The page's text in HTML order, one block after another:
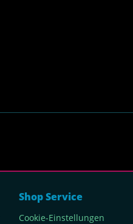
Shop Service
Cookie-Einstellungen